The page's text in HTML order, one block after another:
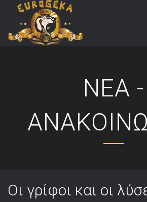
ΝΕΑ -
Οι γρίφοι και οι